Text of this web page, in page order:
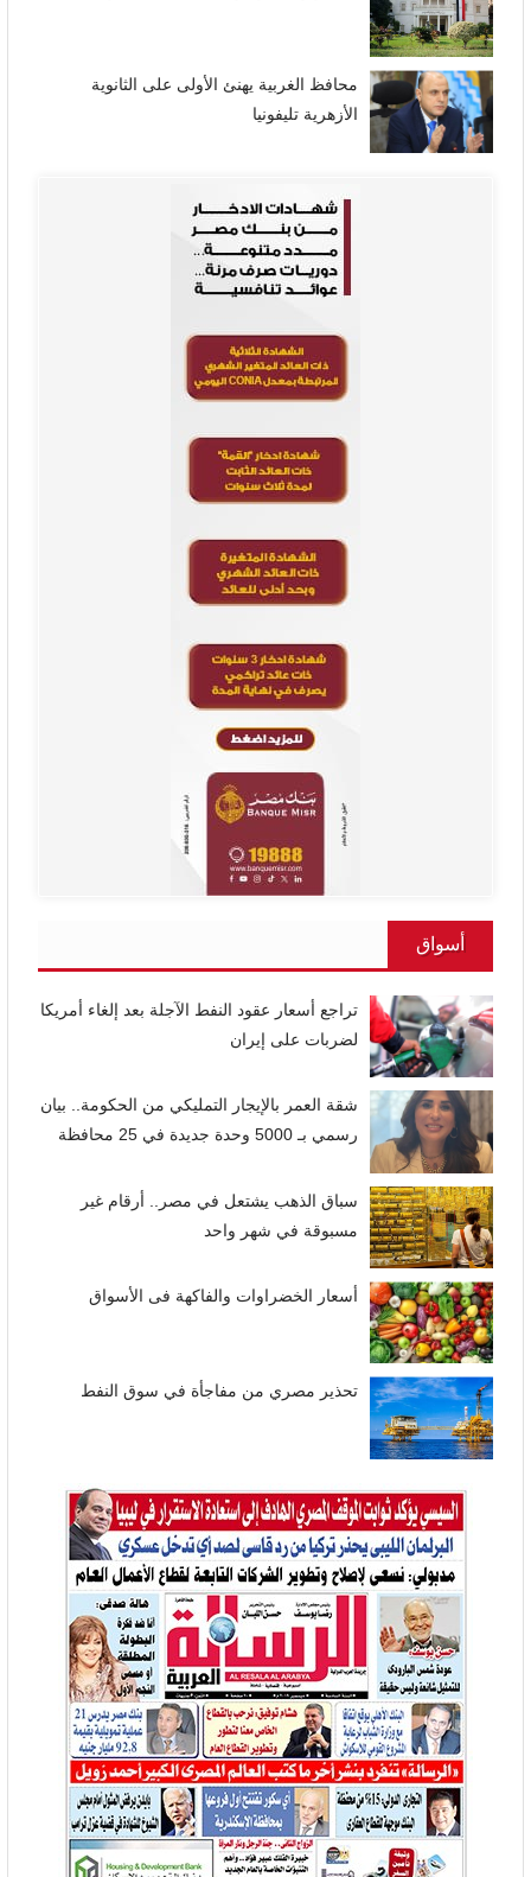
محافظ الغربية يهنئ الأولى على الثانوية
الأزهرية تليفونيا
أسواق
تراجع أسعار عقود النفط الآجلة بعد إلغاء أمريكا
لضربات على إيران
شقة العمر بالإيجار التمليكي من الحكومة.. بيان
رسمي بـ 5000 وحدة جديدة في 25 محافظة
سباق الذهب يشتعل في مصر.. أرقام غير
مسبوقة في شهر واحد
أسعار الخضراوات والفاكهة فى الأسواق
تحذير مصري من مفاجأة في سوق النفط